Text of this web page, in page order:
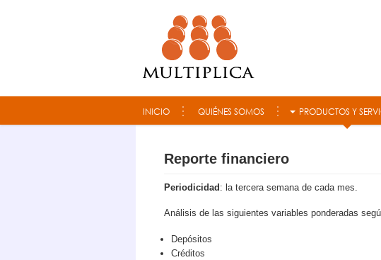
INICIO QUIÉNES SOMOS PRODUCTOS Y
Reporte financiero
Periodicidad : la tercera semana de cada mes.
Análisis de las siguientes variables ponderadas
Depósitos
Créditos